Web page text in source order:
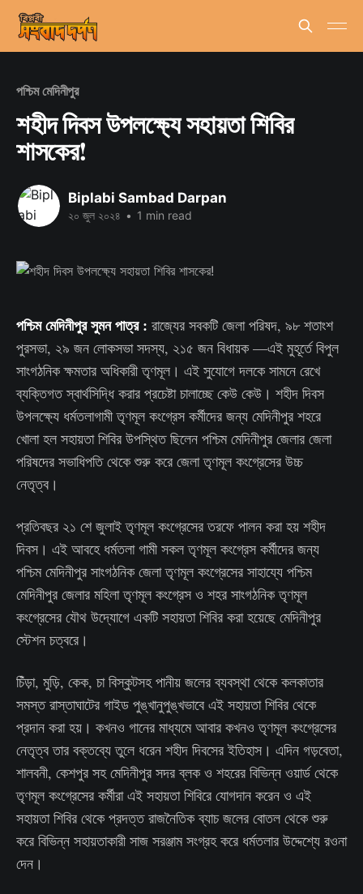
পশ্চিম মেদিনীপুর
শহীদ দিবস উপলক্ষ্যে সহায়তা শিবির
শাসকের!
Biplabi Sambad Darpan
২০ জুল ২০২৪ • 1 min read
পশ্চিম মেদিনীপুর সুমন পাত্র : রাজ্যের সবকটি জেলা পরিষদ, ৯৮ শতাংশ
পুরসভা, ২৯ জন লোকসভা সদস্য, ২১৫ জন বিধায়ক —এই মুহূর্তে বিপুল
সাংগঠনিক ক্ষমতার অধিকারী তৃণমূল। এই সুযোগে দলকে সামনে রেখে
ব্যক্তিগত স্বার্থসিদ্ধি করার প্রচেষ্টা চালাচ্ছে কেউ কেউ। শহীদ দিবস
উপলক্ষ্যে ধর্মতলাগামী তৃণমূল কংগ্রেস কর্মীদের জন্য মেদিনীপুর শহরে
খোলা হল সহায়তা শিবির উপস্থিত ছিলেন পশ্চিম মেদিনীপুর জেলার জেলা
পরিষদের সভাধিপতি থেকে শুরু করে জেলা তৃণমূল কংগ্রেসের উচ্চ
নেতৃত্ব।
প্রতিবছর ২১ শে জুলাই তৃণমূল কংগ্রেসের তরফে পালন করা হয় শহীদ
দিবস। এই আবহে ধর্মতলা গামী সকল তৃণমূল কংগ্রেস কর্মীদের জন্য
পশ্চিম মেদিনীপুর সাংগঠনিক জেলা তৃণমূল কংগ্রেসের সাহায্যে পশ্চিম
মেদিনীপুর জেলার মহিলা তৃণমূল কংগ্রেস ও শহর সাংগঠনিক তৃণমূল
কংগ্রেসের যৌথ উদ্যোগে একটি সহায়তা শিবির করা হয়েছে মেদিনীপুর
স্টেশন চত্বরে।
চিঁড়া, মুড়ি, কেক, চা বিস্কুটসহ পানীয় জলের ব্যবস্থা থেকে কলকাতার
সমস্ত রাস্তাঘাটের গাইড পুঙ্খানুপুঙ্খভাবে এই সহায়তা শিবির থেকে
প্রদান করা হয়। কখনও গানের মাধ্যমে আবার কখনও তৃণমূল কংগ্রেসের
নেতৃত্ব তার বক্তব্যে তুলে ধরেন শহীদ দিবসের ইতিহাস। এদিন গড়বেতা,
শালবনী, কেশপুর সহ মেদিনীপুর সদর ব্লক ও শহরের বিভিন্ন ওয়ার্ড থেকে
তৃণমূল কংগ্রেসের কর্মীরা এই সহায়তা শিবিরে যোগদান করেন ও এই
সহায়তা শিবির থেকে প্রদত্ত রাজনৈতিক ব্যাচ জলের বোতল থেকে শুরু
করে বিভিন্ন সহায়তাকারী সাজ সরঞ্জাম সংগ্রহ করে ধর্মতলার উদ্দেশ্যে রওনা
দেন।